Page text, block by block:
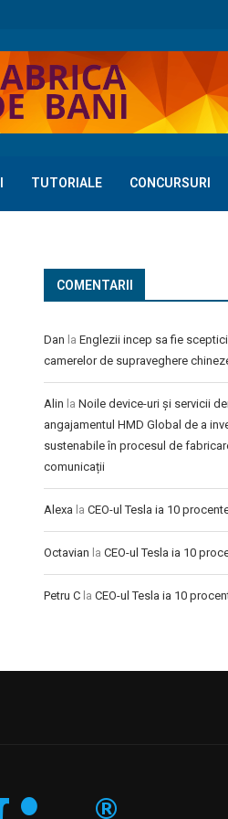
TUTORIALE CONCURSURI
COMENTARII
Dan la Englezii incep sa fie
camerelor de supraveghere
Alin la Noile device-uri și servicii
angajamentul HMD Global de a
sustenabile în procesul de
comunicații
Alexa la CEO-ul Tesla ia 10
Octavian la CEO-ul Tesla ia 10
Petru C la CEO-ul Tesla ia 10